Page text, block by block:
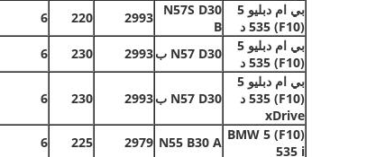
بي ام دبليو 5
(F10) 535 د
N57S D30
B
2993
220
6
بي ام دبليو 5
(F10) 535 د
N57 D30 ب 2993
230
6
بي ام دبليو 5
(F10) 535 د
xDrive
N57 D30 ب 2993
230
6
BMW 5 (F10)
535 i
N55 B30 A
2979
225
6